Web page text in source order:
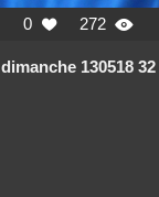
0  272 
dimanche 130518 32